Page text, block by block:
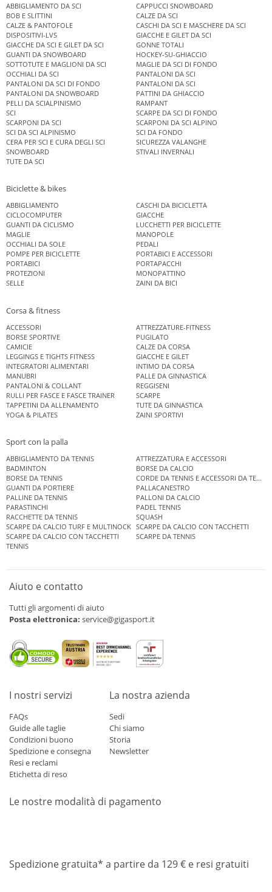
ABBIGLIAMENTO DA SCI
CAPPUCCI SNOWBOARD
BOB E SLITTINI
CALZE DA SCI
CALZE & PANTOFOLE
CASCHI DA SCI E MASCHERE DA SCI
DISPOSITIVI-LVS
GIACCHE E GILET DA SCI
GIACCHE DA SCI E GILET DA SCI
GONNE TOTALI
GUANTI DA SNOWBOARD
HOCKEY-SU-GHIACCIO
SOTTOTUTE E MAGLIONI DA SCI
MAGLIE DA SCI DI FONDO
OCCHIALI DA SCI
PANTALONI DA SCI
PANTALONI DA SCI DI FONDO
PANTALONI DA SCI
PANTALONI DA SNOWBOARD
PATTINI DA GHIACCIO
PELLI DA SCIALPINISMO
RAMPANT
SCI
SCARPE DA SCI DI FONDO
SCARPONI DA SCI
SCARPONI DA SCI ALPINO
SCI DA SCI ALPINISMO
SCI DA FONDO
CERA PER SCI E CURA DEGLI SCI
SICUREZZA VALANGHE
SNOWBOARD
STIVALI INVERNALI
TUTE DA SCI
Biciclette & bikes
ABBIGLIAMENTO
CASCHI DA BICICLETTA
CICLOCOMPUTER
GIACCHE
GUANTI DA CICLISMO
LUCCHETTI PER BICICLETTE
MAGLIE
MANOPOLE
OCCHIALI DA SOLE
PEDALI
POMPE PER BICICLETTE
PORTABICI E ACCESSORI
PORTABICI
PORTAPACCHI
PROTEZIONI
MONOPATTINO
SELLE
ZAINI DA BICI
Corsa & fitness
ACCESSORI
ATTREZZATURE-FITNESS
BORSE SPORTIVE
PUGILATO
CAMICIE
CALZE DA CORSA
LEGGINGS E TIGHTS FITNESS
GIACCHE E GILET
INTEGRATORI ALIMENTARI
INTIMO DA CORSA
MANUBRI
PALLE DA GINNASTICA
PANTALONI & COLLANT
REGGISENI
RULLI PER FASCE E FASCE TRAINER
SCARPE
TAPPETINI DA ALLENAMENTO
TUTE DA GINNASTICA
YOGA & PILATES
ZAINI SPORTIVI
Sport con la palla
ABBIGLIAMENTO DA TENNIS
ATTREZZATURA E ACCESSORI
BADMINTON
BORSE DA CALCIO
BORSE DA TENNIS
CORDE DA TENNIS E ACCESSORI DA TENNIS
GUANTI DA PORTIERE
PALLACANESTRO
PALLINE DA TENNIS
PALLONI DA CALCIO
PARASTINCHI
PADEL TENNIS
RACCHETTE DA TENNIS
SQUASH
SCARPE DA CALCIO TURF E MULTINOCK SCARPE DA CALCIO CON TACCHETTI
SCARPE DA CALCIO CON TACCHETTI
SCARPE DA TENNIS
TENNIS
Aiuto e contatto
Tutti gli argomenti di aiuto
Posta elettronica: service@gigasport.it
I nostri servizi
FAQs
Guide alle taglie
Condizioni buono
Spedizione e consegna
Resi e reclami
Etichetta di reso
La nostra azienda
Sedi
Chi siamo
Storia
Newsletter
Le nostre modalità di pagamento
Spedizione gratuita* a partire da 129 € e resi gratuiti